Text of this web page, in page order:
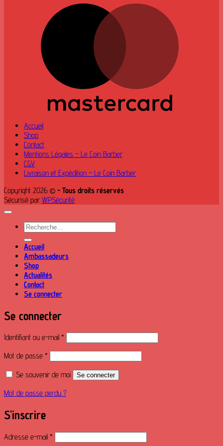
Accueil
Shop
Contact
Mentions Légales – Le Coin Barber
CGV
Livraison et Expédition – Le Coin Barber
Copyright 2026 © - Tous droits réservés
Sécurisé par WPSécurité
Recherche
pour :
Accueil
Ambassadeurs
Shop
Actualités
Contact
Se connecter
Se connecter
Identifiant ou e-mail *
Mot de passe *
Se souvenir de moi Se connecter
Mot de passe perdu ?
S’inscrire
Adresse e-mail *